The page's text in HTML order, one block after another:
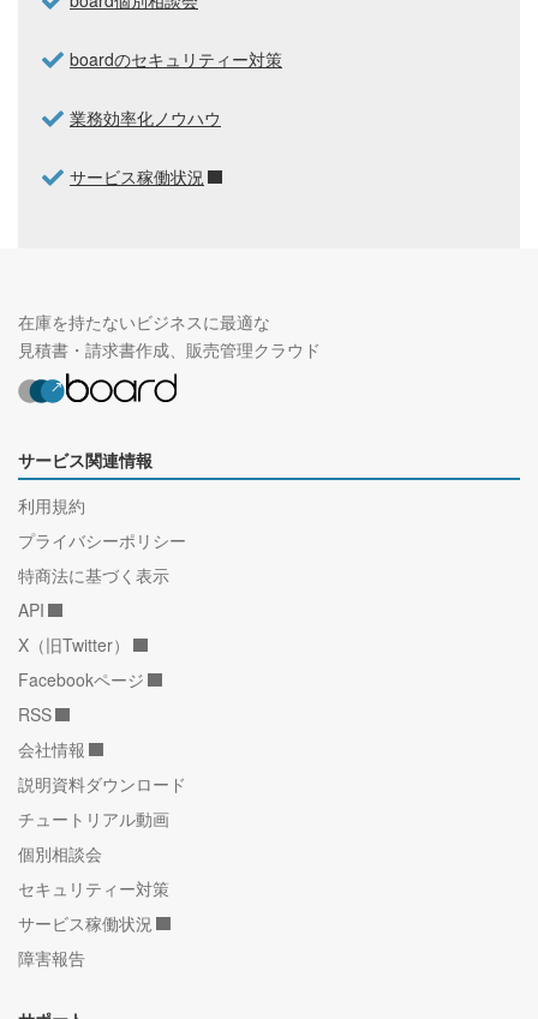
boardのセキュリティー対策
業務効率化ノウハウ
サービス稼働状況
在庫を持たないビジネスに最適な
見積書・請求書作成、販売管理クラウド
サービス関連情報
利用規約
プライバシーポリシー
特商法に基づく表示
API
X（旧Twitter）
Facebookページ
RSS
会社情報
説明資料ダウンロード
チュートリアル動画
個別相談会
セキュリティー対策
サービス稼働状況
障害報告